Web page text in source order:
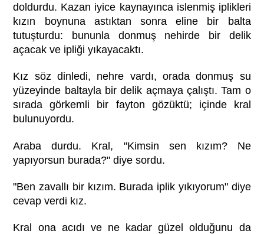
doldurdu. Kazan iyice kaynayınca islenmiş iplikleri
kızın boynuna astıktan sonra eline bir balta
tutuşturdu: bununla donmuş nehirde bir delik
açacak ve ipliği yıkayacaktı.
Kız söz dinledi, nehre vardı, orada donmuş su
yüzeyinde baltayla bir delik açmaya çalıştı. Tam o
sırada görkemli bir fayton gözüktü; içinde kral
bulunuyordu.
Araba durdu. Kral, "Kimsin sen kızım? Ne
yapıyorsun burada?" diye sordu.
"Ben zavallı bir kızım. Burada iplik yıkıyorum" diye
cevap verdi kız.
Kral ona acıdı ve ne kadar güzel olduğunu da